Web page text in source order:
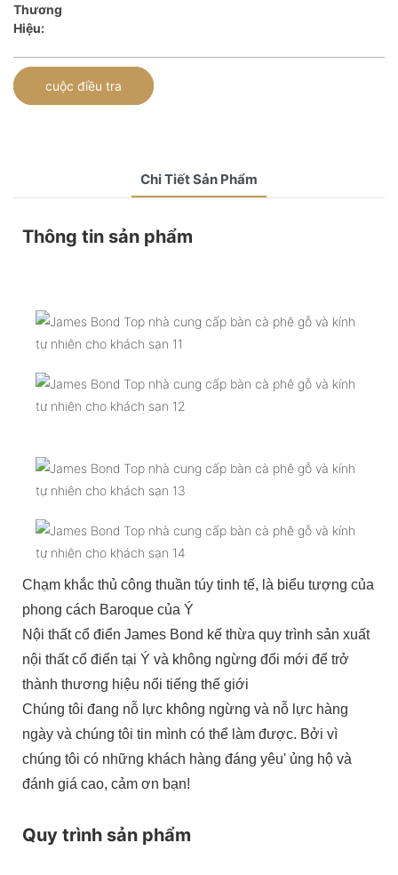
Thương
Hiệu:
cuộc điều tra
Chi Tiết Sản Phẩm
Thông tin sản phẩm
Chạm khắc thủ công thuần túy tinh tế, là biểu tượng của
phong cách Baroque của Ý
Nội thất cổ điển James Bond kế thừa quy trình sản xuất
nội thất cổ điển tại Ý và không ngừng đổi mới để trở
thành thương hiệu nổi tiếng thế giới
Chúng tôi đang nỗ lực không ngừng và nỗ lực hàng
ngày và chúng tôi tin mình có thể làm được. Bởi vì
chúng tôi có những khách hàng đáng yêu' ủng hộ và
đánh giá cao, cảm ơn bạn!
Quy trình sản phẩm